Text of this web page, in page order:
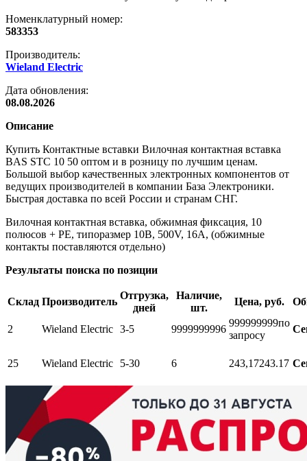
Номенклатурный номер:
583353
Производитель:
Wieland Electric
Дата обновления:
08.08.2026
Описание
Купить Контактные вставки Вилочная контактная вставка
BAS STC 10 50 оптом и в розницу по лучшим ценам.
Большой выбор качественных электронных компонентов от
ведущих производителей в компании База Электроники.
Быстрая доставка по всей России и странам СНГ.
Вилочная контактная вставка, обжимная фиксация, 10
полюсов + PE, типоразмер 10B, 500V, 16A, (обжимные
контакты поставляются отдельно)
Результаты поиска по позиции
Склад Производитель
Отгрузка,
дней
Наличие,
шт.
Цена, руб.
2 Wieland Electric 3-5 9999999996
999999999по
запросу
25 Wieland Electric 5-30 6 243,17243.17